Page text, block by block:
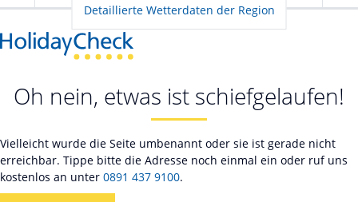
Detaillierte Wetterdaten der Region
Oh nein, etwas ist schiefgelaufen!
Vielleicht wurde die Seite umbenannt oder sie ist gerade nicht
erreichbar. Tippe bitte die Adresse noch einmal ein oder ruf uns
kostenlos an unter 0891 437 9100.